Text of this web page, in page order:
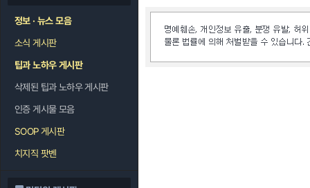
정보 · 뉴스 모음
소식 게시판
팁과 노하우 게시판
삭제된 팁과 노하우 게시판
인증 게시물 모음
SOOP 게시판
치지직 팟벤